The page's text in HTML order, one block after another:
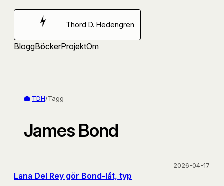
Hoppa
Thord D. Hedengren
BloggBöckerProjektOm
TDH/Tagg
James Bond
Lana Del Rey gör Bond-låt, typ
2026-04-17